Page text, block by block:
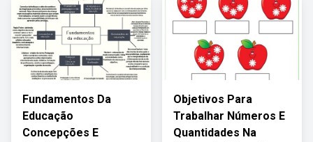
Fundamentos Da
Educação
Concepções E
Objetivos Para
Trabalhar Números E
Quantidades Na